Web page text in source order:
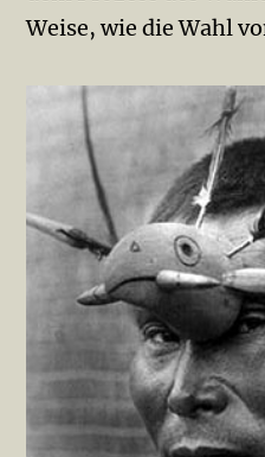
Weise, wie die Wahl